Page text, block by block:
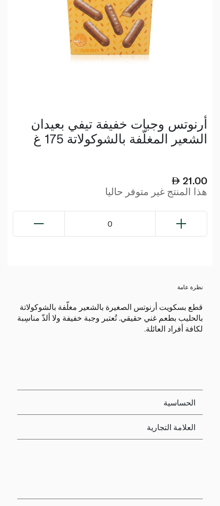
أرنوتس وجبات خفيفة تيفي بعيدان
الشعير المغلّفة بالشوكولاتة 175 غ
21.00
هذا المنتج غير متوفر حاليا
0
نظرة عامة
قطع بسكويت أرنوتس الصغيرة بالشعير مغلّفة بالشوكولاتة
بالحليب بطعم غني حقيقي. تُعتبر وجبة خفيفة ولا ألذّ مناسِبة
لكافة أفراد العائلة.
الحساسية
العلامة التجارية